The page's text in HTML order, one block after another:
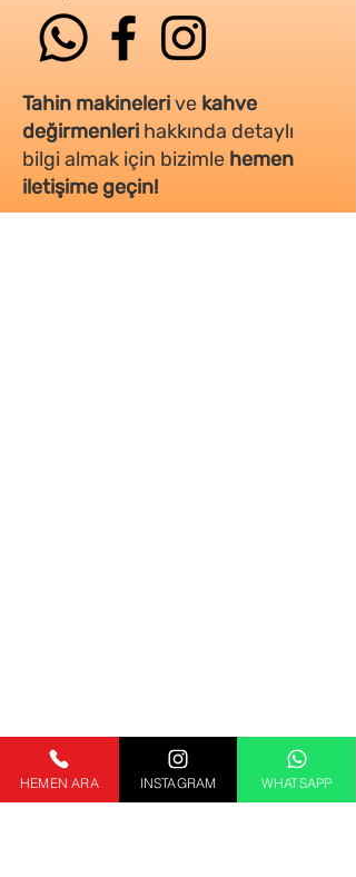
Tahin makinelerive kahve
değirmenleri hakkında detaylı
bilgi almak için bizimle hemen
iletişime geçin!
HEMEN ARA INSTAGRAM WHATSAPP